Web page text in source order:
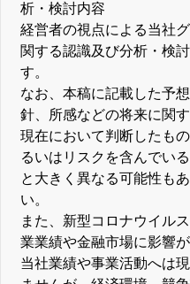
析・検討内容
経営者の視点による当社
関する認識及び分析・検
す。
なお、本稿に記載した予
針、所感などの将来に関
現在において判断したも
るいはリスクを含んでい
と大きく異なる可能性も
い。
また、新型コロナウイル
業業績や金融市場に影響
当社業績や事業活動へは